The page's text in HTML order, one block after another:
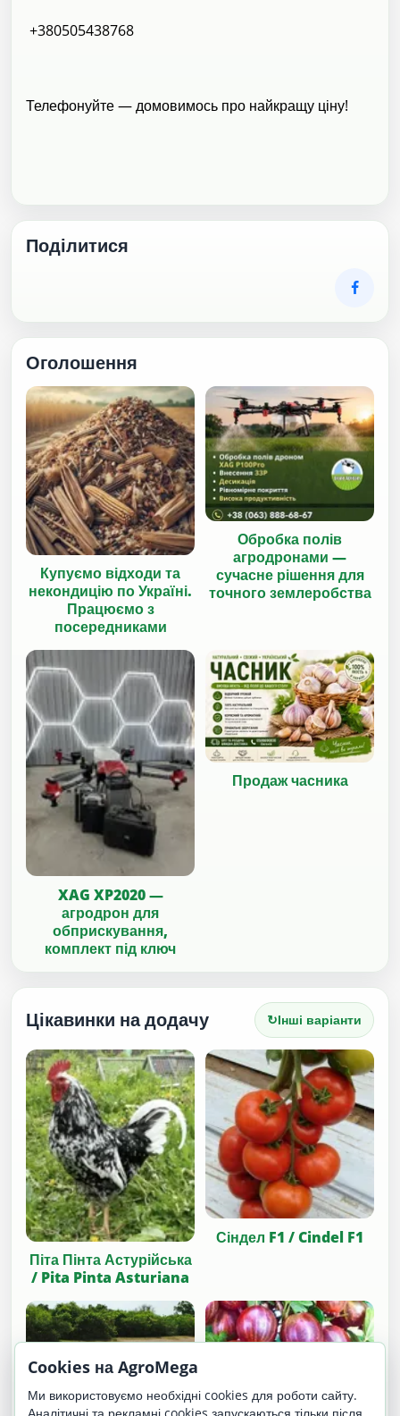
+380505438768
Телефонуйте — домовимось про найкращу ціну!
Поділитися
Оголошення
Купуємо відходи та
некондицію по Україні.
Працюємо з
посередниками
Обробка полів
агродронами —
сучасне рішення для
точного землеробства
XAG XP2020 —
агродрон для
обприскування,
комплект під ключ
Продаж часника
Цікавинки на додачу ↻Інші варіанти
Піта Пінта Астурійська
/ Pita Pinta Asturiana
Сіндел F1 / Cindel F1
Cookies на AgroMega
Ми використовуємо необхідні cookies для роботи сайту.